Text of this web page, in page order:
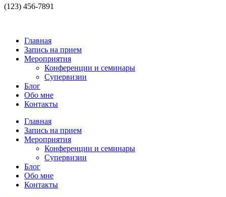
(123) 456-7891
Главная
Запись на прием
Мероприятия
Конференции и семинары
Супервизии
Блог
Обо мне
Контакты
Главная
Запись на прием
Мероприятия
Конференции и семинары
Супервизии
Блог
Обо мне
Контакты